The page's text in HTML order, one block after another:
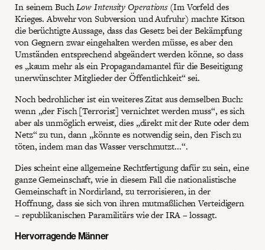
In seinem BuchLow Intensity Operations(Im Vorfeld des
Krieges. Abwehr von Subversion und Aufruhr) machte Kitson
die berüchtigte Aussage, dass das Gesetz bei der Bekämpfung
von Gegnern zwar eingehalten werden müsse, es aber den
Umständen entsprechend abgeändert werden könne, so dass
es „kaum mehr als ein Propagandamantel für die Beseitigung
unerwünschter Mitglieder der Öffentlichkeit“ sei.
Noch bedrohlicher ist ein weiteres Zitat aus demselben Buch:
wenn „der Fisch [Terrorist] vernichtet werden muss“, es sich
aber als unmöglich erweist, dies „direkt mit der Rute oder dem
Netz“ zu tun, dann „könnte es notwendig sein, den Fisch zu
töten, indem man das Wasser verschmutzt...“.
Dies scheint eine allgemeine Rechtfertigung dafür zu sein, eine
ganze Gemeinschaft, wie in diesem Fall die nationalistische
Gemeinschaft in Nordirland, zu terrorisieren, in der
Hoffnung, dass sie sich von ihren mutmaßlichen Verteidigern
– republikanischen Paramilitärs wie der IRA – lossagt.
Hervorragende Männer